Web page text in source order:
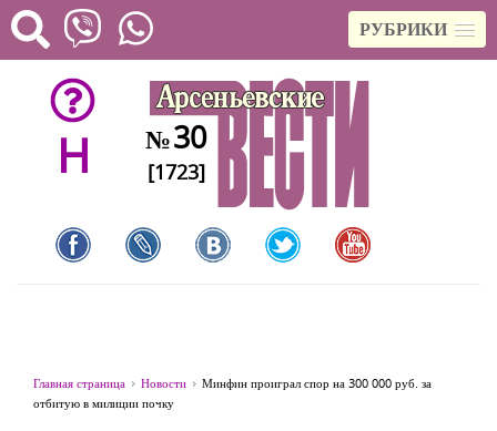
РУБРИКИ
H №30
[1723]
Главная страница Новости
Минфин проиграл спор на 300 000 руб. за
отбитую в милиции почку